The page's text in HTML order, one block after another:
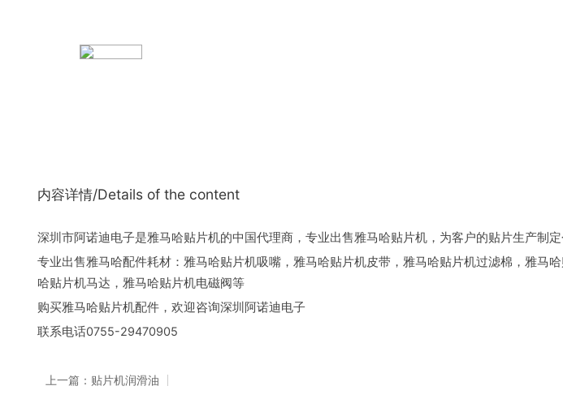
内容详情/Details of the content
深圳市阿诺迪电子是雅马哈贴片机的中国代理商，专业出售雅马哈贴片机，为客户的贴片生产制定
专业出售雅马哈配件耗材：雅马哈贴片机吸嘴，雅马哈贴片机皮带，雅马哈贴片机过滤棉，雅马
哈贴片机马达，雅马哈贴片机电磁阀等
购买雅马哈贴片机配件，欢迎咨询深圳阿诺迪电子
联系电话0755-29470905
上一篇：贴片机润滑油